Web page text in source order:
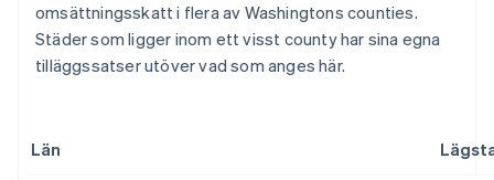
omsättningsskatt i flera av Washingtons counties.
Städer som ligger inom ett visst county har sina egna
tilläggssatser utöver vad som anges här.
Län